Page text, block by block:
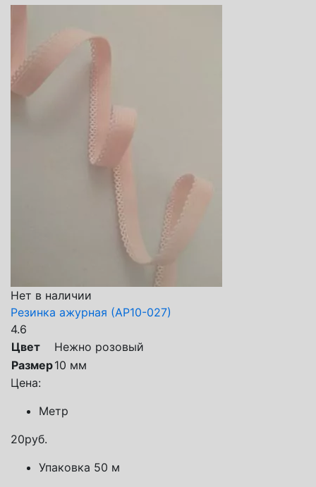
Нет в наличии
Резинка ажурная (АР10-027)
4.6
Цвет
Нежно розовый
Размер10 мм
Цена:
Метр
20руб.
Упаковка 50 м